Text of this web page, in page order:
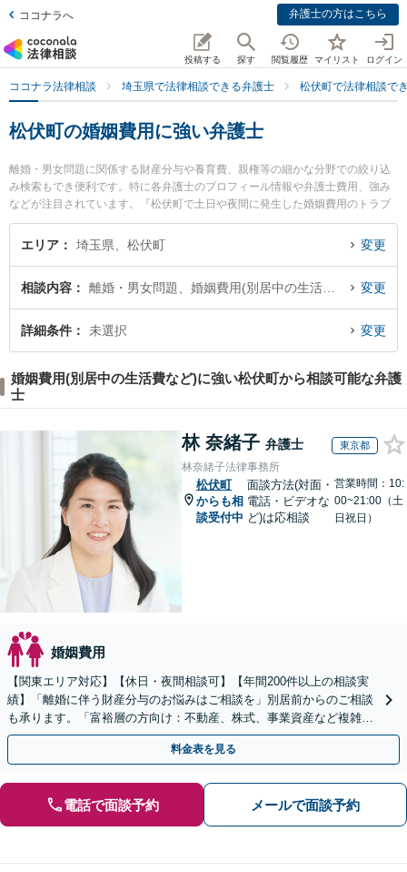
ココナラへ 弁護士の方はこちら
投稿する 探す 閲覧履歴 マイリスト ログイン
ココナラ法律相談 埼玉県で法律相談できる弁護士 松伏町で法律相談で
松伏町の婚姻費用に強い弁護士
離婚・男女問題に関係する財産分与や養育費、親権等の細かな分野での絞り込
み検索もでき便利です。特に各弁護士のプロフィール情報や弁護士費用、強み
などが注目されています。『松伏町で土日や夜間に発生した婚姻費用のトラブ
ルを今すぐに弁護士に相談したい』『婚姻費用のトラブル解決の実績豊富な近
くの弁護士を検索したい』『初回相談無料で婚姻費用を法律相談できる松伏町
エリア 埼玉県、松伏町 変更
相談内容 変更
詳細条件 未選択 変更
婚姻費用(別居中の生活費など)に強い松伏町から相談可能な弁護
士
林 奈緒子 弁護士 東京都
林奈緒子法律事務所
松伏町
からも相
談受付中
面談方法(対面・
電話・ビデオな
ど)は応相談
営業時間：10:
00~21:00（土
日祝日）
婚姻費用
【関東エリア対応】【休日・夜間相談可】【年間200件以上の相談実
績】「離婚に伴う財産分与のお悩みはご相談を」別居前からのご相談
も承ります。「富裕層の方向け：不動産、株式、事業資産など複雑な
財産構成に対応したより詳細なアドバイスを提供」
料金表を見る
電話で面談予約 メールで面談予約